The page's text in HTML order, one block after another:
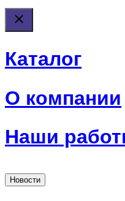
Каталог
О компании
Наши
Новости